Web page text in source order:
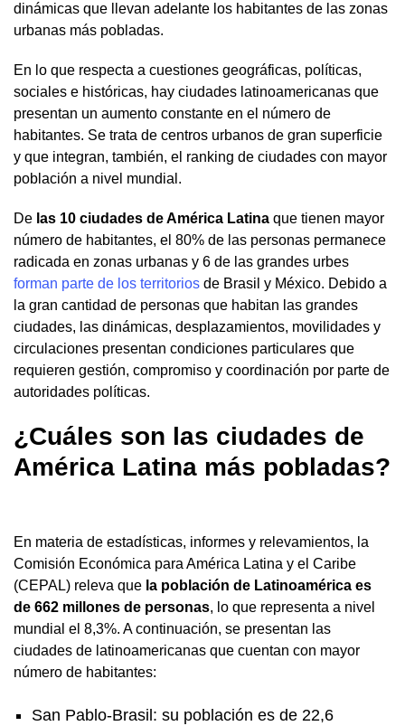
dinámicas que llevan adelante los habitantes de las zonas
urbanas más pobladas.
En lo que respecta a cuestiones geográficas, políticas,
sociales e históricas, hay ciudades latinoamericanas que
presentan un aumento constante en el número de
habitantes. Se trata de centros urbanos de gran superficie
y que integran, también, el ranking de ciudades con mayor
población a nivel mundial.
De las 10 ciudades de América Latina que tienen mayor
número de habitantes, el 80% de las personas permanece
radicada en zonas urbanas y 6 de las grandes urbes
forman parte de los territorios de Brasil y México. Debido a
la gran cantidad de personas que habitan las grandes
ciudades, las dinámicas, desplazamientos, movilidades y
circulaciones presentan condiciones particulares que
requieren gestión, compromiso y coordinación por parte de
autoridades políticas.
¿Cuáles son las ciudades de
América Latina más pobladas?
En materia de estadísticas, informes y relevamientos, la
Comisión Económica para América Latina y el Caribe
(CEPAL) releva que la población de Latinoamérica es
de 662 millones de personas, lo que representa a nivel
mundial el 8,3%. A continuación, se presentan las
ciudades de latinoamericanas que cuentan con mayor
número de habitantes:
San Pablo-Brasil: su población es de 22,6